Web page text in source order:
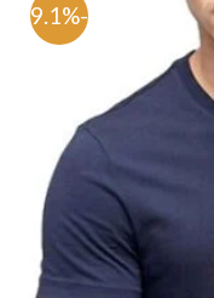
-69.1%